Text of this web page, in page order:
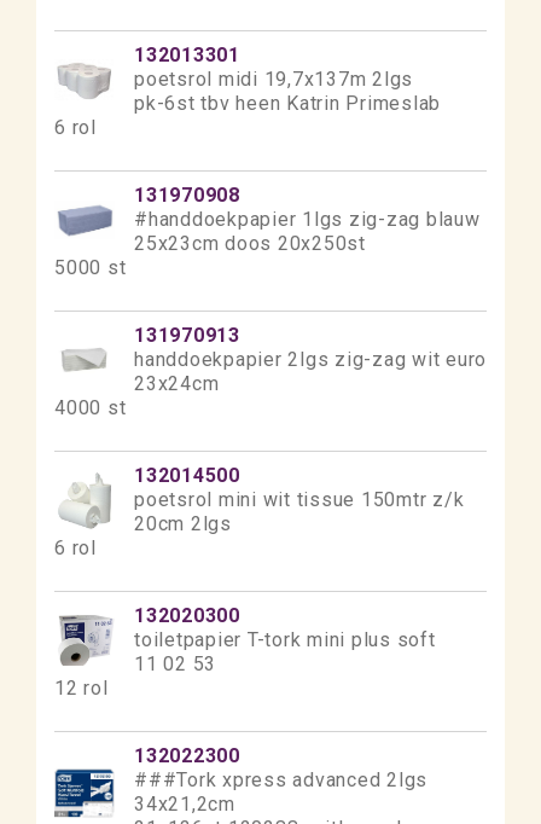
132013301
poetsrol midi 19,7x137m 2lgs
pk-6st tbv heen Katrin Primeslab
6 rol
131970908
#handdoekpapier 1lgs zig-zag blauw
25x23cm doos 20x250st
5000 st
131970913
handdoekpapier 2lgs zig-zag wit euro
23x24cm
4000 st
132014500
poetsrol mini wit tissue 150mtr z/k
20cm 2lgs
6 rol
132020300
toiletpapier T-tork mini plus soft
11 02 53
12 rol
132022300
###Tork xpress advanced 2lgs
34x21,2cm